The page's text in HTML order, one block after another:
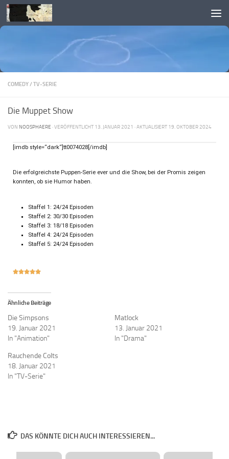
Skip to content
COMEDY/ TV-SERIE
Die Muppet Show
VON NOOSPHAERE · VERÖFFENTLICHT 13. JANUAR 2021 · AKTUALISIERT 19. OKTOBER 2024
[imdb style=“dark“]tt0074028[/imdb]
Die erfolgreichste Puppen-Serie ever und die Show, bei der Promis zeigen
konnten, ob sie Humor haben.
Staffel 1: 24/24 Episoden
Staffel 2: 30/30 Episoden
Staffel 3: 18/18 Episoden
Staffel 4: 24/24 Episoden
Staffel 5: 24/24 Episoden

Ähnliche Beiträge
Die Simpsons
19. Januar 2021
In "Animation"
Matlock
13. Januar 2021
In "Drama"
Rauchende Colts
18. Januar 2021
In "TV-Serie"
DAS KÖNNTE DICH AUCH INTERESSIEREN...